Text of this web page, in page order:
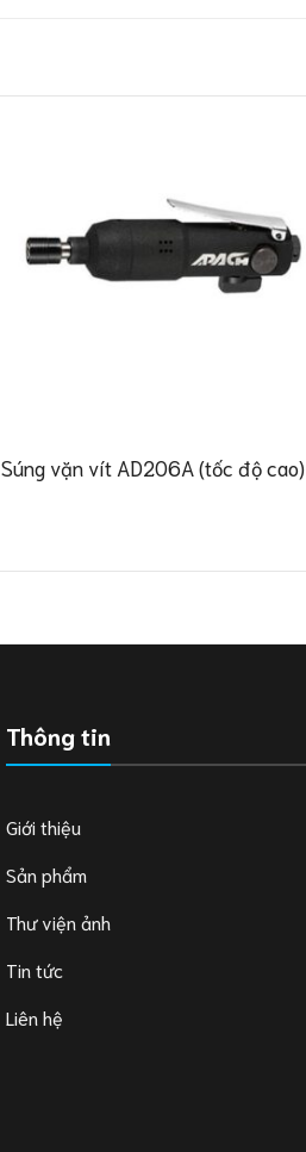
Súng vặn vít AD206A (tốc độ cao)
Thông tin
Giới thiệu
Sản phẩm
Thư viện ảnh
Tin tức
Liên hệ